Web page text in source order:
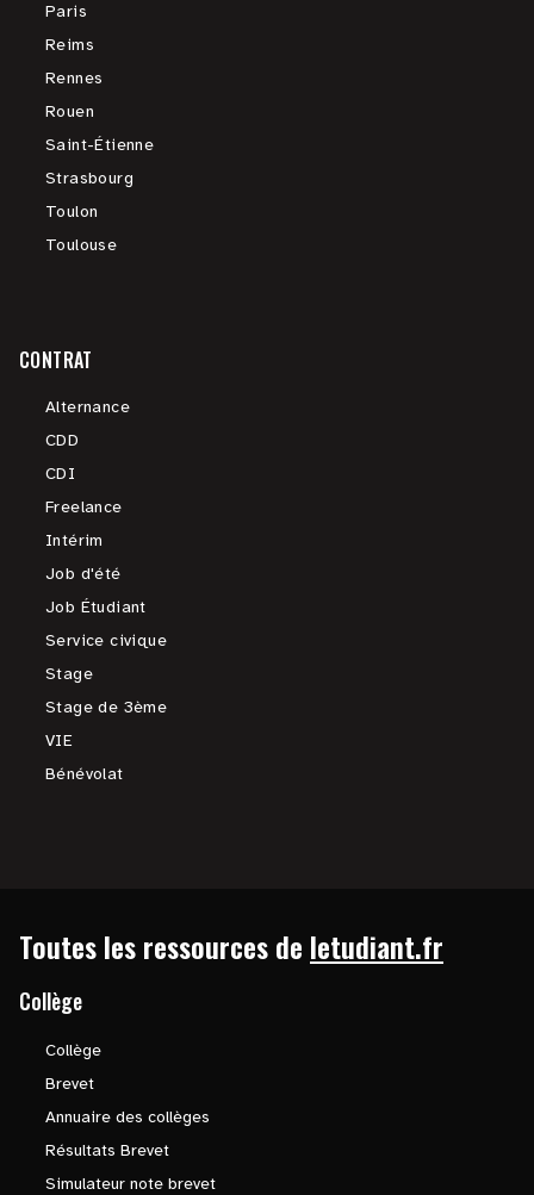
Paris
Reims
Rennes
Rouen
Saint-Étienne
Strasbourg
Toulon
Toulouse
CONTRAT
Alternance
CDD
CDI
Freelance
Intérim
Job d'été
Job Étudiant
Service civique
Stage
Stage de 3ème
VIE
Bénévolat
Toutes les ressources de letudiant.fr
Collège
Collège
Brevet
Annuaire des collèges
Résultats Brevet
Simulateur note brevet